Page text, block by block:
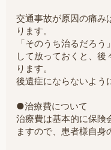
交通事故が原因の痛み
ります。
「そのうち治るだろ
して放っておくと、後
ります。
後遺症にならないよう
●治療費について
治療費は基本的に保険
ますので、患者様自身